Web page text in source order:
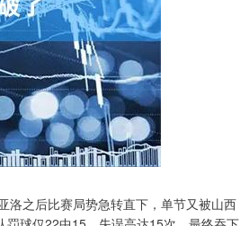
洛之后比赛局势急转直下，单节又被山西
4694.44 43.13